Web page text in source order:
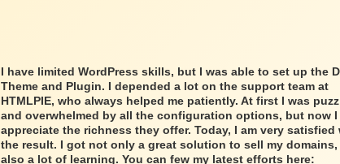
I have limited WordPress skills, but I was able to set up the
Theme and Plugin. I depended a lot on the support team at
HTMLPIE, who always helped me patiently. At first I was
and overwhelmed by all the configuration options, but now I
appreciate the richness they offer. Today, I am very satisfied
the result. I got not only a great solution to sell my
also a lot of learning. You can few my latest efforts here: